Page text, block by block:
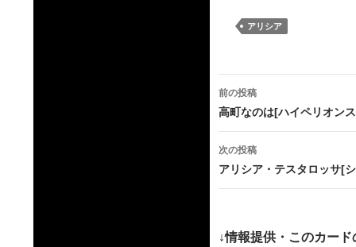
アリシア
投
稿
ナ
ビ
ー
前の投稿
高町なのは[ハイペリオン
次の投稿
アリシア・テスタロッサ[
↓情報提供・このカー